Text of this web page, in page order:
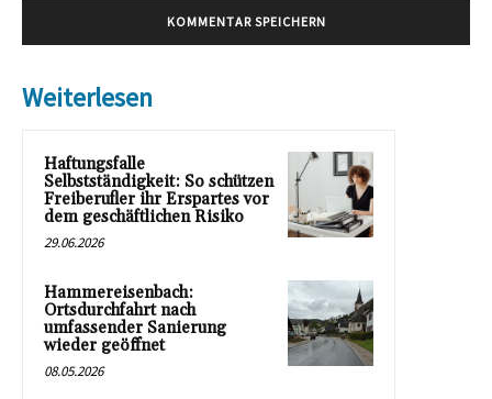
Weiterlesen
Haftungsfalle
Selbstständigkeit: So schützen
Freiberufler ihr Erspartes vor
dem geschäftlichen Risiko
29.06.2026
Hammereisenbach:
Ortsdurchfahrt nach
umfassender Sanierung
wieder geöffnet
08.05.2026